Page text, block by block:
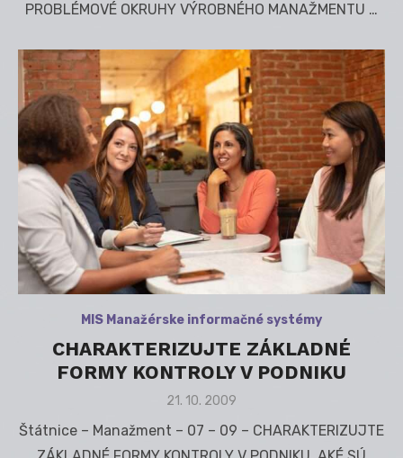
PROBLÉMOVÉ OKRUHY VÝROBNÉHO MANAŽMENTU …
MIS Manažérske informačné systémy
CHARAKTERIZUJTE ZÁKLADNÉ
FORMY KONTROLY V PODNIKU
Posted
21. 10. 2009
Štátnice – Manažment – 07 – 09 – CHARAKTERIZUJTE